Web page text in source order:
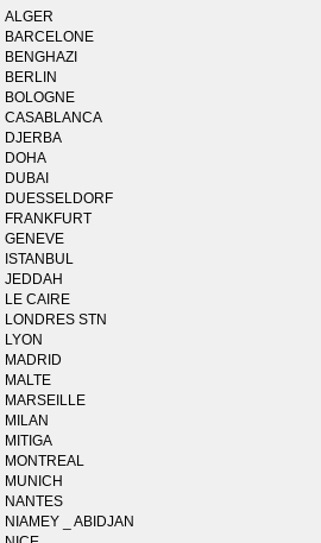
ALGER
BARCELONE
BENGHAZI
BERLIN
BOLOGNE
CASABLANCA
DJERBA
DOHA
DUBAI
DUESSELDORF
FRANKFURT
GENEVE
ISTANBUL
JEDDAH
LE CAIRE
LONDRES STN
LYON
MADRID
MALTE
MARSEILLE
MILAN
MITIGA
MONTREAL
MUNICH
NANTES
NIAMEY _ ABIDJAN